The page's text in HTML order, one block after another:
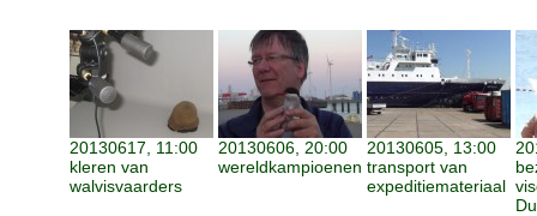
20130617, 11:00
kleren van
walvisvaarders
20130606, 20:00
wereldkampioenen
20130605, 13:00
transport van
expeditiemateriaal